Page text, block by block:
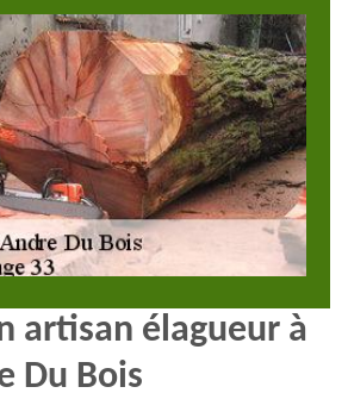
artisan élagueur à
Du Bois